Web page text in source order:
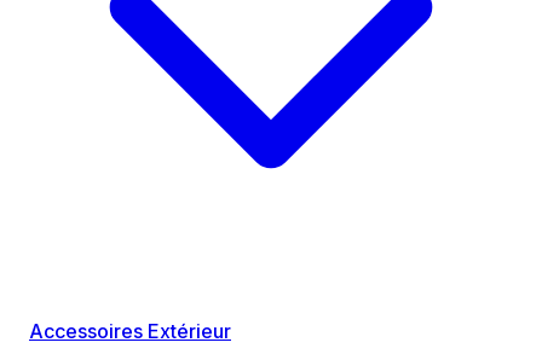
Accessoires Extérieur